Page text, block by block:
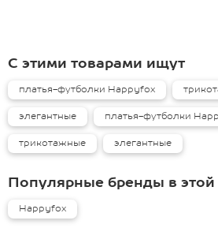
С этими товарами ищут
платья-футболки Happyfox
элегантные платья-футболки
трикотажные элегантные
Популярные бренды в этой
Happyfox